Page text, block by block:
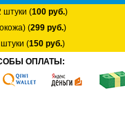
штуки (100 руб.)
(299 руб.)
(150 руб.)
ОПЛАТЫ: